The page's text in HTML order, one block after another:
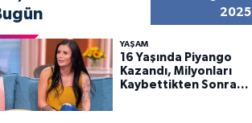
2025
YAŞAM
16 Yaşında Piyango
Kazandı, Milyonları
Kaybettikten Sonra